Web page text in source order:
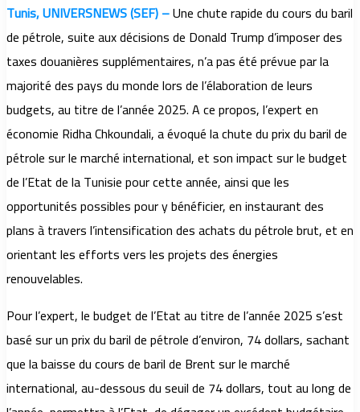
Tunis, UNIVERSNEWS (SEF) –Une chute rapide du cours du baril
de pétrole, suite aux décisions de Donald Trump d’imposer des
taxes douanières supplémentaires, n’a pas été prévue par la
majorité des pays du monde lors de l’élaboration de leurs
budgets, au titre de l’année 2025. A ce propos, l’expert en
économie Ridha Chkoundali, a évoqué la chute du prix du baril de
pétrole sur le marché international, et son impact sur le budget
de l’Etat de la Tunisie pour cette année, ainsi que les
opportunités possibles pour y bénéficier, en instaurant des
plans à travers l’intensification des achats du pétrole brut, et en
orientant les efforts vers les projets des énergies
renouvelables.
Pour l’expert, le budget de l’Etat au titre de l’année 2025 s’est
basé sur un prix du baril de pétrole d’environ, 74 dollars, sachant
que la baisse du cours de baril de Brent sur le marché
international, au-dessous du seuil de 74 dollars, tout au long de